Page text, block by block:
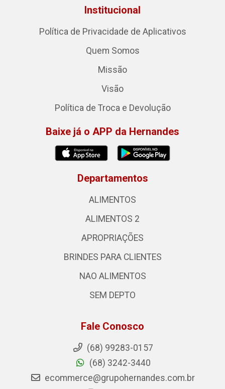
Institucional
Política de Privacidade de Aplicativos
Quem Somos
Missão
Visão
Política de Troca e Devolução
Baixe já o APP da Hernandes
Departamentos
ALIMENTOS
ALIMENTOS 2
APROPRIAÇÕES
BRINDES PARA CLIENTES
NAO ALIMENTOS
SEM DEPTO
Fale Conosco
(68) 99283-0157
(68) 3242-3440
ecommerce@grupohernandes.com.br